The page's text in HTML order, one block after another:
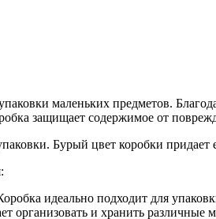
маленьких предметов.
защищает содержимое от
Бурый цвет коробки
идеально подходит для
организовать и хранить